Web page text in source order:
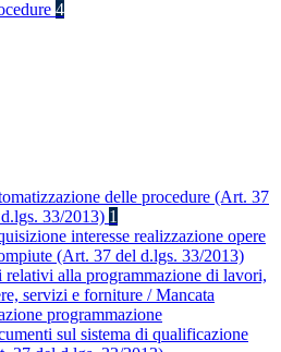
4
delle procedure (Art. 37
33/2013) 1
interesse realizzazione opere
(Art. 37 del d.lgs. 33/2013)
relativi alla programmazione di lavori,
servizi e forniture / Mancata
programmazione
sul sistema di qualificazione